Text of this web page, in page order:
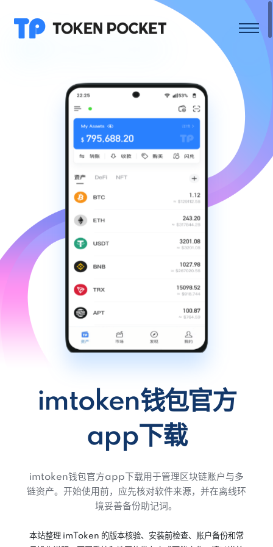
imtoken钱包官方
app下载
imtoken钱包官方app下载用于管理区块链账户与多
链资产。开始使用前，应先核对软件来源，并在离线环
境妥善备份助记词。
本站整理 imToken 的版本核验、安装前检查、账户备份和常